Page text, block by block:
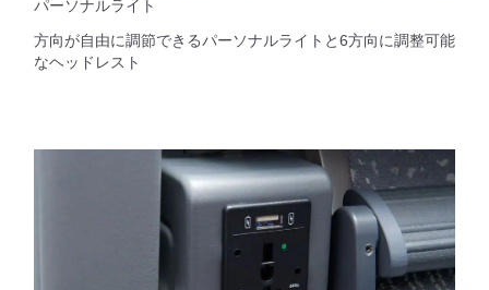
パーソナルライト
方向が自由に調節できるパーソナルライトと6方向に調整可能
なヘッドレスト